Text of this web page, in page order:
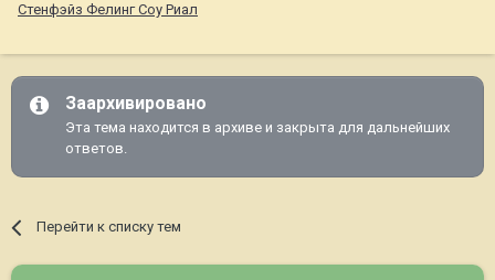
Стенфэйз Фелинг Соу Риал
Заархивировано
Эта тема находится в архиве и закрыта для дальнейших
ответов.
Перейти к списку тем